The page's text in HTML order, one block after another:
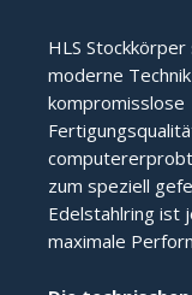
HLS
moderne
kompromisslose
zum speziell
Edelstahlring ist
maximale